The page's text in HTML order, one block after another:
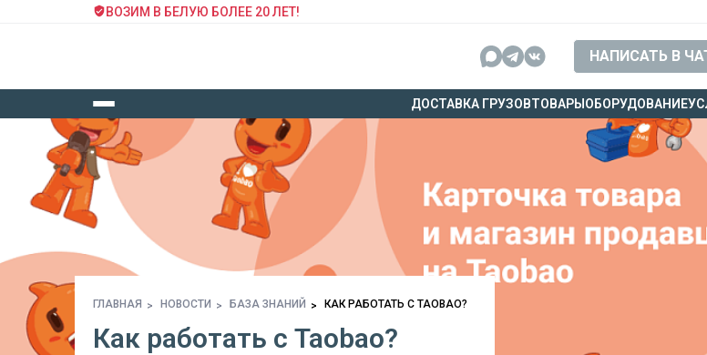
ВОЗИМ В БЕЛУЮ БОЛЕЕ 20 ЛЕТ!
НАПИСАТЬ В
ДОСТАВКА ГРУЗОВТОВАРЫ ОБОРУДОВАНИЕ
ГЛАВНАЯ НОВОСТИ БАЗА ЗНАНИЙ КАК РАБОТАТЬ С TAOBAO?
Как работать с Taobao?